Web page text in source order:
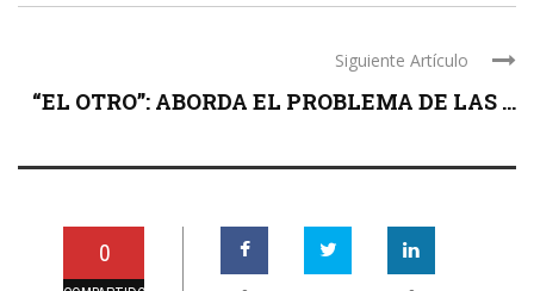
Siguiente Artículo
“EL OTRO”: ABORDA EL PROBLEMA DE LAS ...
0